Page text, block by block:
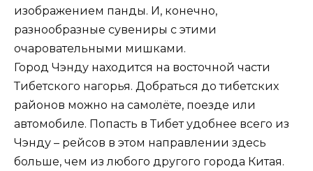
изображением панды. И, конечно,
разнообразные сувениры с этими
очаровательными мишками.
Город Чэнду находится на восточной части
Тибетского нагорья. Добраться до тибетских
районов можно на самолёте, поезде или
автомобиле. Попасть в Тибет удобнее всего из
Чэнду – рейсов в этом направлении здесь
больше, чем из любого другого города Китая.